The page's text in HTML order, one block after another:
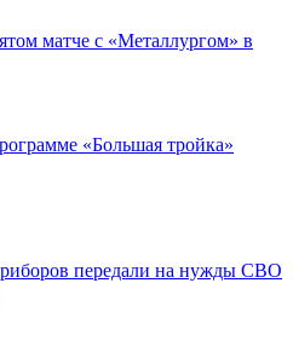
матче с «Металлургом» в
«Большая тройка»
передали на нужды СВО